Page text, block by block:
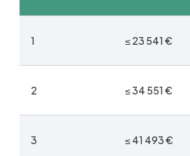
1 ≤ 23 541 €
2 ≤ 34 551 €
3 ≤ 41 493 €